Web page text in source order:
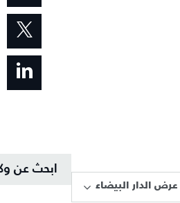
الدار البيضاء
ابحث عن